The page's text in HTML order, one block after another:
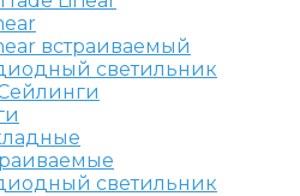
встраиваемый